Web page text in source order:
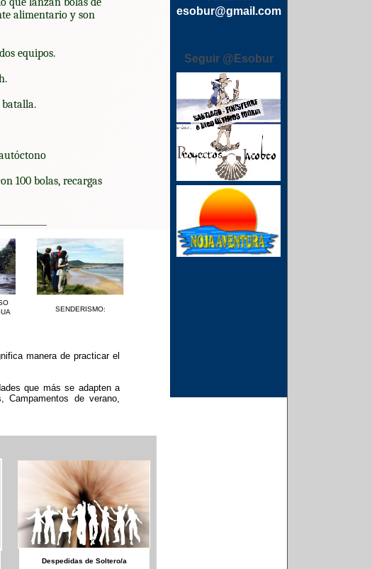
alimentario y son
equipos.
batalla.
100 bolas, recargas
SENDERISMO:
manera de practicar el
que más se adapten a
de verano,
Despedidas de Soltero/a
esobur@gmail.com
Seguir @Esobur